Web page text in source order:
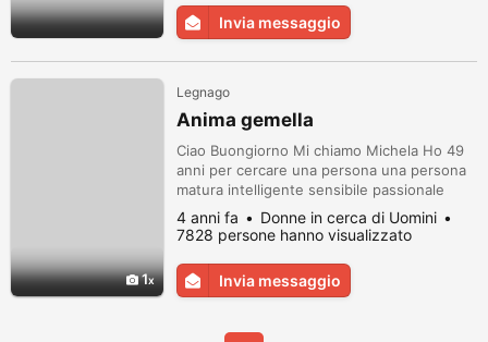
Invia messaggio
1
Legnago
Anima gemella
Ciao Buongiorno Mi chiamo Michela Ho 49
anni per cercare una persona una persona
matura intelligente sensibile passionale
onesto un uomo che veramente ha voglia di
ricominciare un nuovo futuro insieme con
me Io ho 49 anni come dicevo sono single
sono divorziata Se veramente mi vuoi
conoscere se ci tieni tanto io ti lascio qua
4 anni fa
Donne in cerca di Uomini
7828 persone hanno visualizzato
Invia messaggio